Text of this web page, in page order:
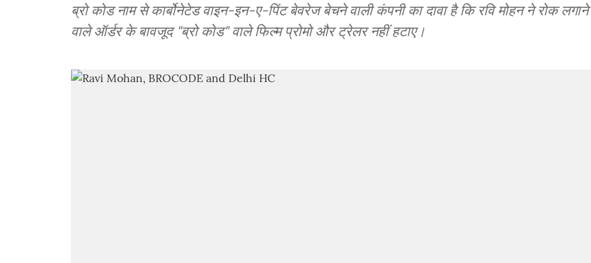
ब्रो कोड नाम से कार्बोनेटेड वाइन-इन-ए-पिंट बेवरेज बेचने वाली कंपनी का दावा है कि रवि मोहन ने रोक लगाने
वाले ऑर्डर के बावजूद "ब्रो कोड" वाले फिल्म प्रोमो और ट्रेलर नहीं हटाए।